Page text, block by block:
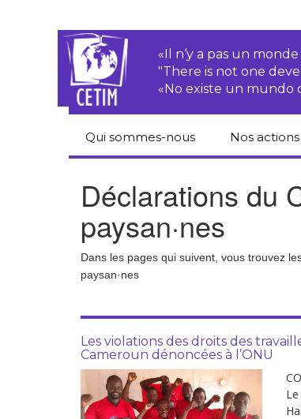
«Il n‘y a pas un
"There is not one
«No existe un mundo
Qui sommes-nous
Équipe
Newsletters
Rapports d’activités
Statuts
Nos actions
paysan.nes
Droits
Droit au
Par pays
Déclarations du
paysan·nes
Dans les pages qui suivent, vous trouvez
paysan·nes
Les violations des droits des
Cameroun dénoncées à l’ONU